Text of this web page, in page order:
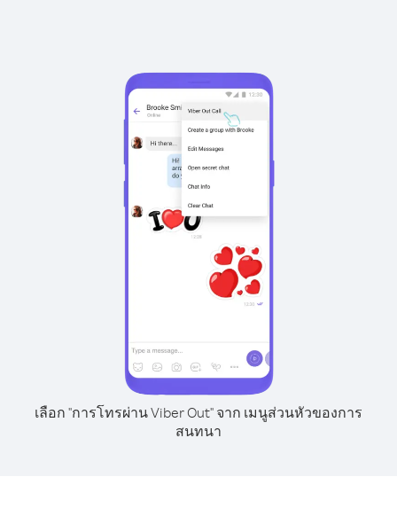
เลือก "การโทรผ่าน Viber Out" จาก เมนูส่วนหัวของการ
สนทนา